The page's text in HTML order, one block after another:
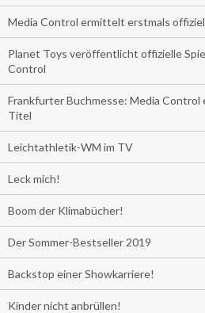
Media Control ermittelt erstmals
Planet Toys veröffentlicht offizielle
Control
Frankfurter Buchmesse: Media
Titel
Leichtathletik-WM im TV
Leck mich!
Boom der Klimabücher!
Der Sommer-Bestseller 2019
Backstop einer Showkarriere!
Kinder nicht anbrüllen!